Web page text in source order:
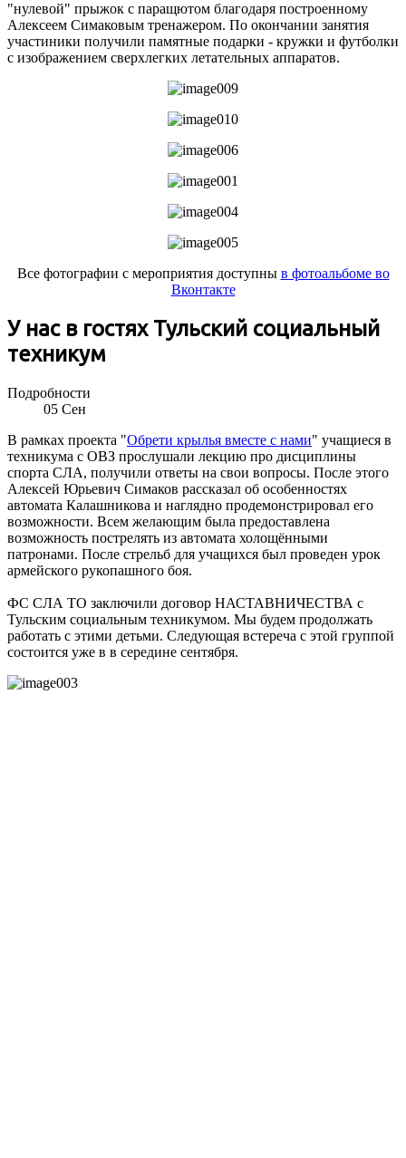
"нулевой" прыжок с паращютом благодаря построенному
Алексеем Симаковым тренажером. По окончании занятия
участиники получили памятные подарки - кружки и футболки
с изображением сверхлегких летательных аппаратов.
Все фотографии с мероприятия доступны в фотоальбоме во
Вконтакте
У нас в гостях Тульский социальный
техникум
Подробности
05 Сен
В рамках проекта "Обрети крылья вместе с нами" учащиеся в
техникума с ОВЗ прослушали лекцию про дисциплины
спорта СЛА, получили ответы на свои вопросы. После этого
Алексей Юрьевич Симаков рассказал об особенностях
автомата Калашникова и наглядно продемонстрировал его
возможности. Всем желающим была предоставлена
возможность пострелять из автомата холощёнными
патронами. После стрельб для учащихся был проведен урок
армейского рукопашного боя.
ФС СЛА ТО заключили договор НАСТАВНИЧЕСТВА с
Тульским социальным техникумом. Мы будем продолжать
работать с этими детьми. Следующая встереча с этой группой
состоится уже в в середине сентября.